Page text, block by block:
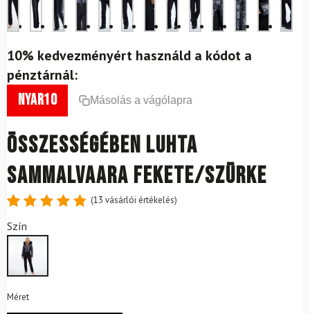
10% kedvezményért használd a kódot a
pénztárnál:
nyar10 Másolás a vágólapra
Összességében LUHTA
Sammalvaara Fekete/Szürke
4.85
5-ből,
értékelés
alapján
(13 vásárlói értékelés)
Szín
Méret